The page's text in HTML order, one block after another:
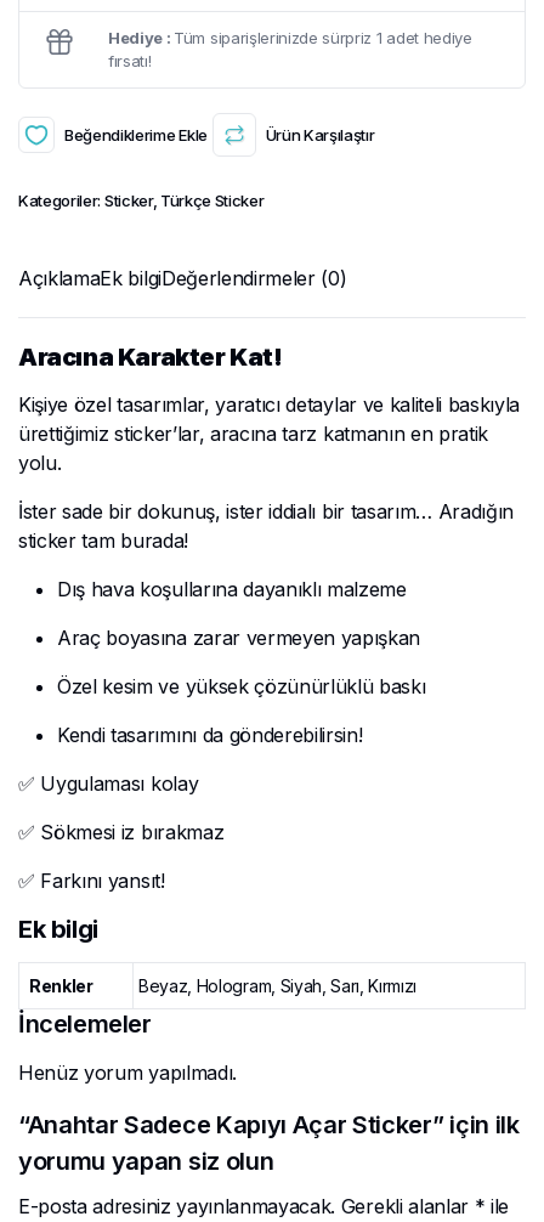
Hediye : Tüm siparişlerinizde sürpriz 1 adet hediye
fırsatı!
Beğendiklerime Ekle Ürün Karşılaştır
Kategoriler: Sticker, Türkçe Sticker
AçıklamaEk bilgiDeğerlendirmeler (0)
Aracına Karakter Kat!
Kişiye özel tasarımlar, yaratıcı detaylar ve kaliteli baskıyla
ürettiğimiz sticker’lar, aracına tarz katmanın en pratik
yolu.
İster sade bir dokunuş, ister iddialı bir tasarım… Aradığın
sticker tam burada!
Dış hava koşullarına dayanıklı malzeme
Araç boyasına zarar vermeyen yapışkan
Özel kesim ve yüksek çözünürlüklü baskı
Kendi tasarımını da gönderebilirsin!
✅ Uygulaması kolay
✅ Sökmesi iz bırakmaz
✅ Farkını yansıt!
Ek bilgi
Renkler Beyaz, Hologram, Siyah, Sarı, Kırmızı
İncelemeler
Henüz yorum yapılmadı.
“Anahtar Sadece Kapıyı Açar Sticker” için ilk
yorumu yapan siz olun
E-posta adresiniz yayınlanmayacak. Gerekli alanlar * ile